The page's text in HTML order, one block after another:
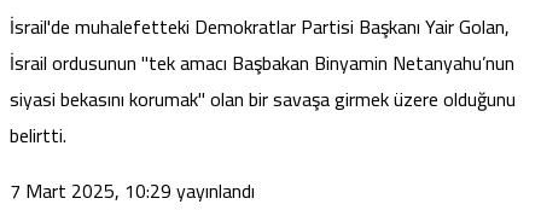
İsrail'de muhalefetteki Demokratlar Partisi Başkanı Yair Golan,
İsrail ordusunun "tek amacı Başbakan Binyamin Netanyahu’nun
siyasi bekasını korumak" olan bir savaşa girmek üzere olduğunu
belirtti.
7 Mart 2025, 10:29yayınlandı